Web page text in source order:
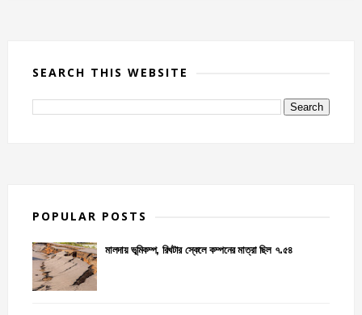
SEARCH THIS WEBSITE
POPULAR POSTS
মালদায় ভূমিকম্প, রিখটার স্কেলে কম্পনের মাত্রা ছিল ৭.৫৪